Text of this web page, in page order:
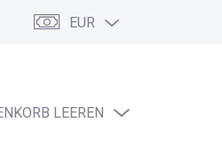
GDPR
EUR
WARENKORB
LEEREN